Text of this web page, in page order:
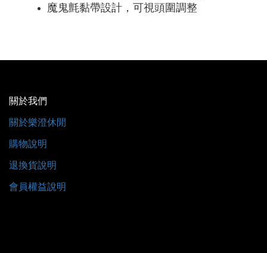
魔鬼氈黏帶設計，可視頭圍調整
關於我們
關於樂澄休閒
購物說明
退換貨說明
會員權益說明